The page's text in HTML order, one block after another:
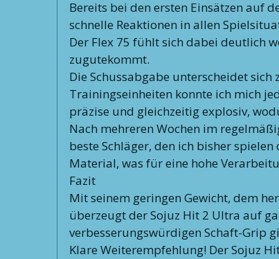
Bereits bei den ersten Einsätzen auf
schnelle Reaktionen in allen
Der Flex 75 fühlt sich dabei deutlich
zugutekommt.
Die Schussabgabe unterscheidet
Trainingseinheiten konnte ich mich
präzise und gleichzeitig explosiv,
Nach mehreren Wochen im
beste Schläger, den ich bisher
Material, was für eine hohe
Fazit
Mit seinem geringen Gewicht, dem
überzeugt der Sojuz Hit 2 Ultra auf
verbesserungswürdigen Schaft-Grip
Klare Weiterempfehlung! Der Sojuz